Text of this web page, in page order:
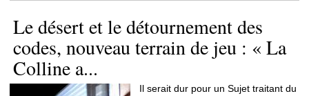
Le désert et le détournement des
codes, nouveau terrain de jeu : « La
Colline a...
Il serait dur pour un Sujet traitant du